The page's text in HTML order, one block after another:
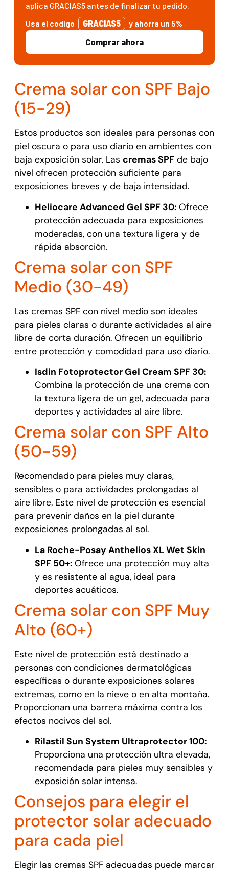
aplica GRACIAS5 antes de finalizar tu pedido.
Usa el codigo
GRACIAS5
y ahorra un 5%
Comprar ahora
Crema solar con SPF Bajo
(15-29)
Estos productos son ideales para personas con
piel oscura o para uso diario en ambientes con
baja exposición solar. Las cremas SPFde bajo
nivel ofrecen protección suficiente para
exposiciones breves y de baja intensidad.
Heliocare Advanced Gel SPF 30:Ofrece
protección adecuada para exposiciones
moderadas, con una textura ligera y de
rápida absorción.
Crema solar con SPF
Medio (30-49)
Las cremas SPF con nivel medio son ideales
para pieles claras o durante actividades al aire
libre de corta duración. Ofrecen un equilibrio
entre protección y comodidad para uso diario.
Isdin Fotoprotector Gel Cream SPF 30:
Combina la protección de una crema con
la textura ligera de un gel, adecuada para
deportes y actividades al aire libre.
Crema solar con SPF Alto
(50-59)
Recomendado para pieles muy claras,
sensibles o para actividades prolongadas al
aire libre. Este nivel de protección es esencial
para prevenir daños en la piel durante
exposiciones prolongadas al sol.
La Roche-Posay Anthelios XL Wet Skin
SPF 50+:Ofrece una protección muy alta
y es resistente al agua, ideal para
deportes acuáticos.
Crema solar con SPF Muy
Alto (60+)
Este nivel de protección está destinado a
personas con condiciones dermatológicas
específicas o durante exposiciones solares
extremas, como en la nieve o en alta montaña.
Proporcionan una barrera máxima contra los
efectos nocivos del sol.
Rilastil Sun System Ultraprotector 100:
Proporciona una protección ultra elevada,
recomendada para pieles muy sensibles y
exposición solar intensa.
Consejos para elegir el
protector solar adecuado
para cada piel
Elegir las cremas SPF adecuadas puede marcar